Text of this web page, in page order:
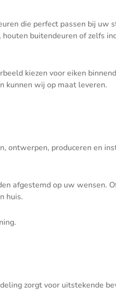
die perfect passen bij uw
buitendeuren of zelfs
kiezen voor eiken
kunnen wij op maat leveren.
ontwerpen, produceren en
afgestemd op uw wensen.
huis.
zorgt voor uitstekende